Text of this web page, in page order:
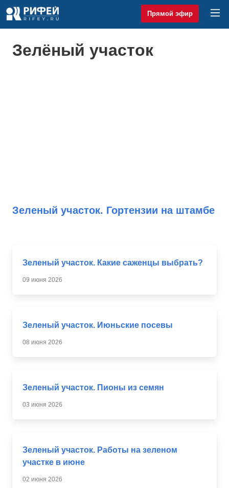
Прямой эфир
Зелёный участок
Зеленый участок. Гортензии на штамбе
Зеленый участок. Какие саженцы выбрать?
09 июня 2026
Зеленый участок. Июньские посевы
08 июня 2026
Зеленый участок. Пионы из семян
03 июня 2026
Зеленый участок. Работы на зеленом
участке в июне
02 июня 2026